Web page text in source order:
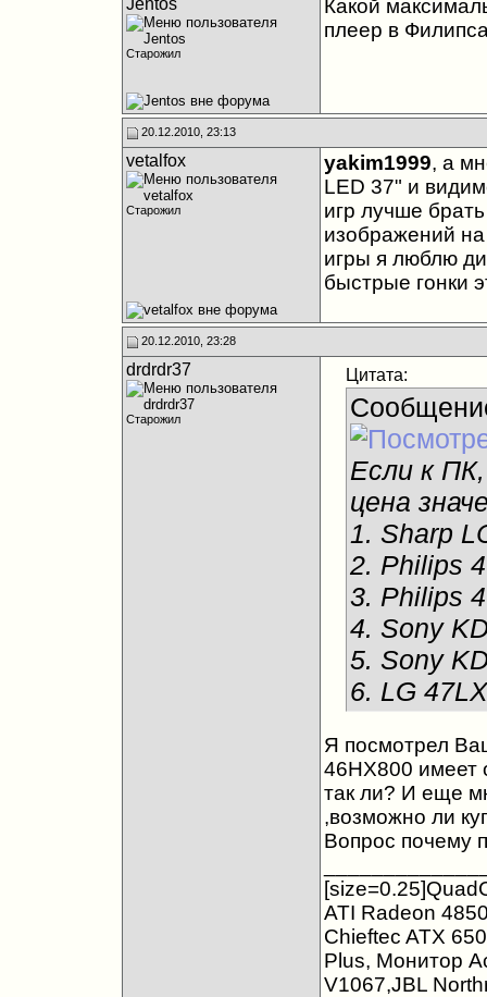
Jentos
Старожил
Какой
плеер в
20.12.2010, 23:13
vetalfox
Старожил
yakim1999, а
LED 37" и
игр лучше
изображений
игры я люблю
быстрые гонки
20.12.2010, 23:28
drdrdr37
Старожил
Цитата:
Если к
цена
1. Sharp
2. Philips
3. Philips
4. Sony
5. Sony
6. LG
Я посмотрел
46HX800 имеет
так ли? И еще
,возможно ли
Вопрос почему
ATI Radeon
Chieftec ATX
Plus, Монитор
V1067,JBL